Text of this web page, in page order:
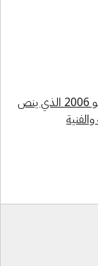
المرسوم الوزاري رقم 12226/2006 المؤرخ 17 يوليو 2006 الذي ينص